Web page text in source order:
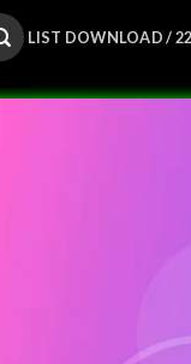
LIST DOWNLOAD /